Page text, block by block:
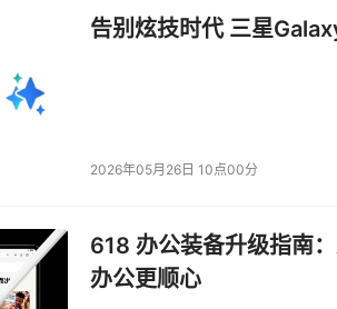
告别炫技时代 三星
2026年05月26日 10点00分
618 办公装备升级指南
办公更顺心